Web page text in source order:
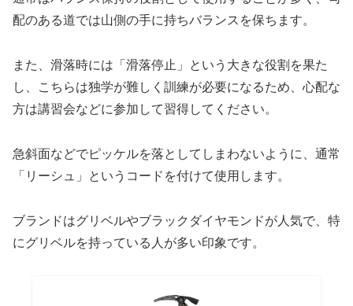
配のある道では山側の手に持ちバランスを保ちます。
また、滑落時には「滑落停止」という大きな役割を果た
し、こちらは独学が難しく訓練が必要になるため、心配な
方は講習会などに参加して習得してください。
急斜面などでピッケルを落としてしまわないように、通常
「リーシュ」というコードを付けて使用します。
ブランドはグリベルやブラックダイヤモンドが人気で、特
にグリベルを持っている人が多い印象です。